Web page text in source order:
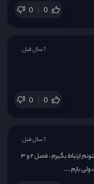
0 0
0 0
1 سال قبل
همه میگن قشنگه ولی من نمیتونم ارتباط بگیرم ، فصل ۲ و ۳
بازم ….
1 سال قبل